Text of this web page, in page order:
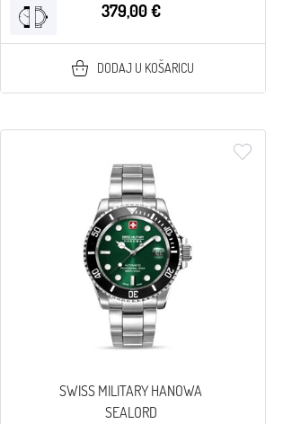
379,00 €
DODAJ U KOŠARICU
SWISS MILITARY HANOWA
SEALORD